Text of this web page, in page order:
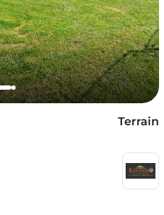
Terrain